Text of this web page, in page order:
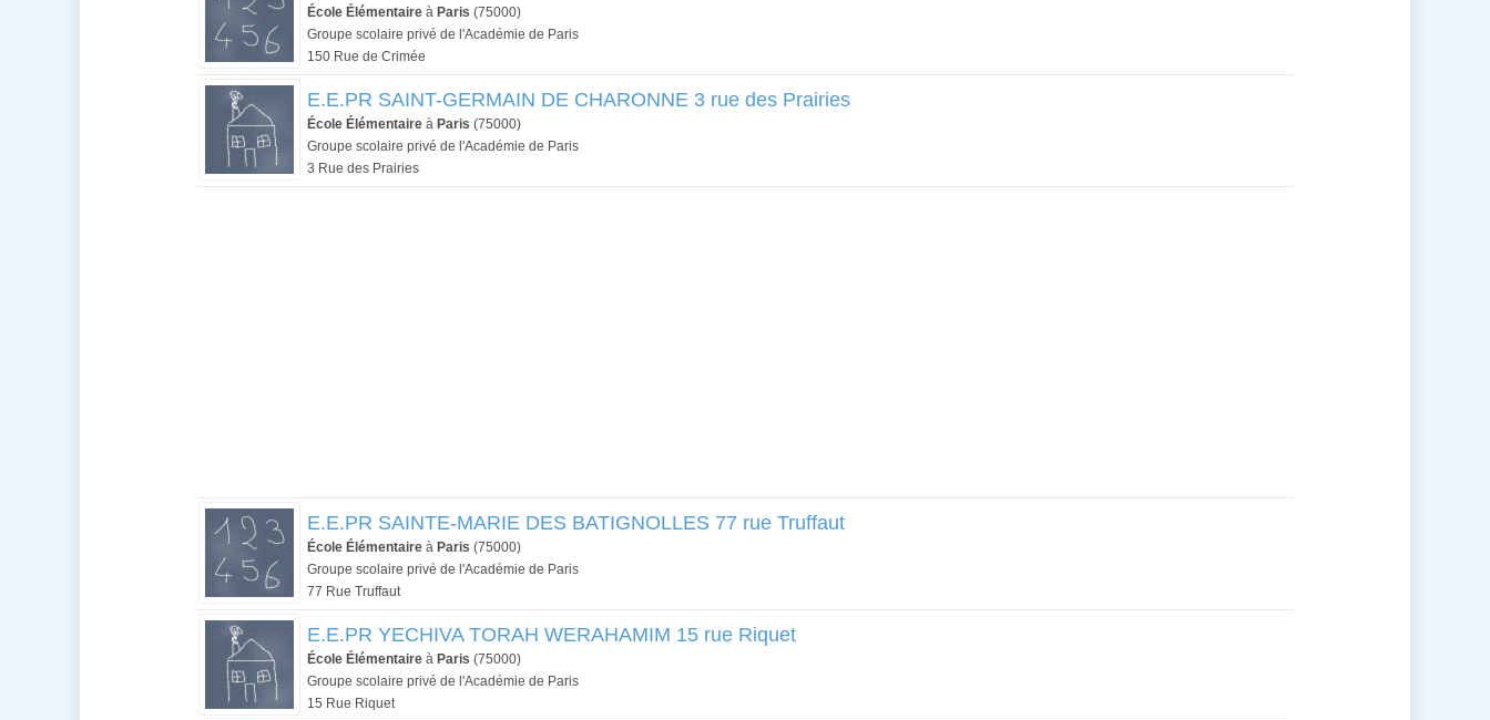
École Élémentaire à Paris (75000)
Groupe scolaire privé de l'Académie de Paris
150 Rue de Crimée
E.E.PR SAINT-GERMAIN DE CHARONNE 3 rue des Prairies
École Élémentaire à Paris (75000)
Groupe scolaire privé de l'Académie de Paris
3 Rue des Prairies
E.E.PR SAINTE-MARIE DES BATIGNOLLES 77 rue Truffaut
École Élémentaire à Paris (75000)
Groupe scolaire privé de l'Académie de Paris
77 Rue Truffaut
E.E.PR YECHIVA TORAH WERAHAMIM 15 rue Riquet
École Élémentaire à Paris (75000)
Groupe scolaire privé de l'Académie de Paris
15 Rue Riquet